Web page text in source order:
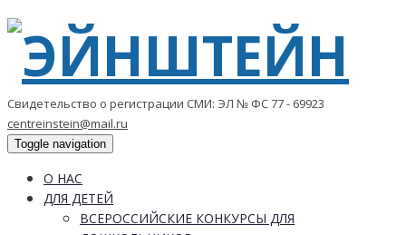
Свидетельство о регистрации СМИ: ЭЛ № ФС 77 - 69923
centreinstein@mail.ru
Toggle navigation
О НАС
ДЛЯ ДЕТЕЙ
ВСЕРОССИЙСКИЕ КОНКУРСЫ ДЛЯ